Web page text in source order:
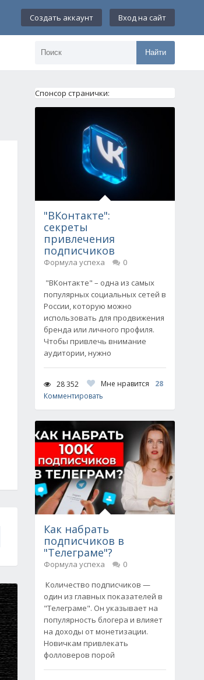
Создать аккаунт Вход на сайт
Найти
Спонсор странички:
"ВКонтакте":
секреты
привлечения
подписчиков
Формула успеха
0
"ВКонтакте" – одна из самых
популярных социальных сетей в
России, которую можно
использовать для продвижения
бренда или личного профиля.
Чтобы привлечь внимание
аудитории, нужно
28 352 Мне нравится
28
Комментировать
Как набрать
подписчиков в
"Телеграме"?
Формула успеха
0
Количество подписчиков —
один из главных показателей в
"Телеграме". Он указывает на
популярность блогера и влияет
на доходы от монетизации.
Новичкам привлекать
фолловеров порой